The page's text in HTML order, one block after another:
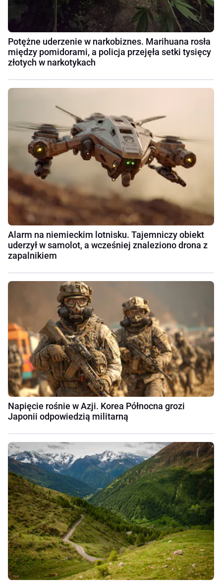
Potężne uderzenie w narkobiznes. Marihuana rosła
między pomidorami, a policja przejęła setki tysięcy
złotych w narkotykach
Alarm na niemieckim lotnisku. Tajemniczy obiekt
uderzył w samolot, a wcześniej znaleziono drona z
zapalnikiem
Napięcie rośnie w Azji. Korea Północna grozi
Japonii odpowiedzią militarną